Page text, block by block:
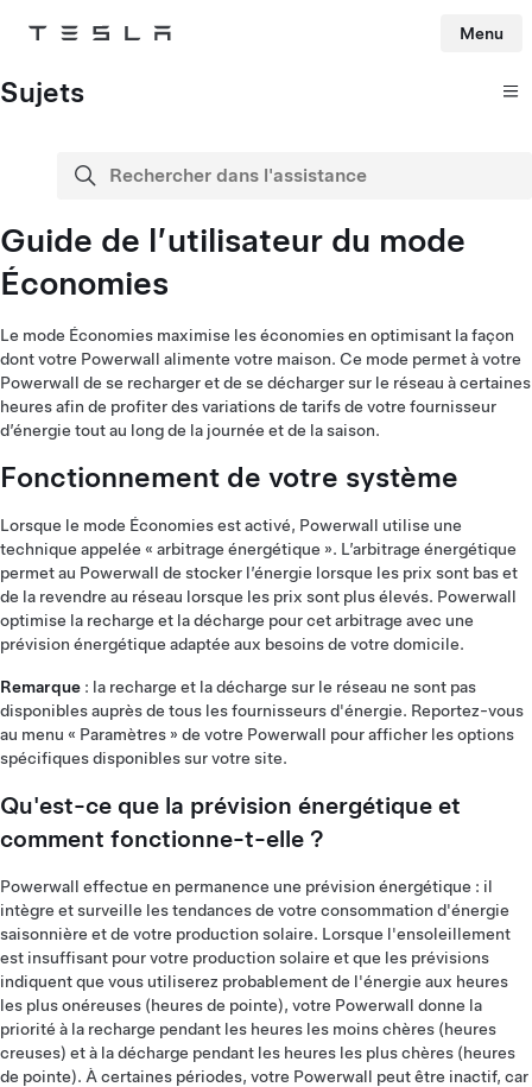
Tesla Menu
Sujets
Rechercher dans l'assistance
recherche
Guide de l’utilisateur du mode
Économies
Le mode Économies maximise les économies en optimisant la façon
dont votre Powerwall alimente votre maison. Ce mode permet à votre
Powerwall de se recharger et de se décharger sur le réseau à certaines
heures afin de profiter des variations de tarifs de votre fournisseur
d’énergie tout au long de la journée et de la saison.
Fonctionnement de votre système
Lorsque le mode Économies est activé, Powerwall utilise une
technique appelée « arbitrage énergétique ». L’arbitrage énergétique
permet au Powerwall de stocker l’énergie lorsque les prix sont bas et
de la revendre au réseau lorsque les prix sont plus élevés. Powerwall
optimise la recharge et la décharge pour cet arbitrage avec une
prévision énergétique adaptée aux besoins de votre domicile.
Remarque : la recharge et la décharge sur le réseau ne sont pas
disponibles auprès de tous les fournisseurs d'énergie. Reportez-vous
au menu « Paramètres » de votre Powerwall pour afficher les options
spécifiques disponibles sur votre site.
Qu'est-ce que la prévision énergétique et
comment fonctionne-t-elle ?
Powerwall effectue en permanence une prévision énergétique : il
intègre et surveille les tendances de votre consommation d'énergie
saisonnière et de votre production solaire. Lorsque l'ensoleillement
est insuffisant pour votre production solaire et que les prévisions
indiquent que vous utiliserez probablement de l'énergie aux heures
les plus onéreuses (heures de pointe), votre Powerwall donne la
priorité à la recharge pendant les heures les moins chères (heures
creuses) et à la décharge pendant les heures les plus chères (heures
de pointe). À certaines périodes, votre Powerwall peut être inactif, car